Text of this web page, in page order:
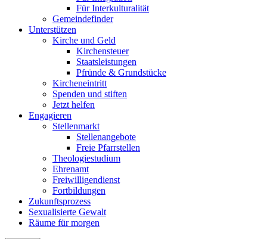
Für Interkulturalität
Gemeindefinder
Unterstützen
Kirche und Geld
Kirchensteuer
Staatsleistungen
Pfründe & Grundstücke
Kircheneintritt
Spenden und stiften
Jetzt helfen
Engagieren
Stellenmarkt
Stellenangebote
Freie Pfarrstellen
Theologiestudium
Ehrenamt
Freiwilligendienst
Fortbildungen
Zukunftsprozess
Sexualisierte Gewalt
Räume für morgen